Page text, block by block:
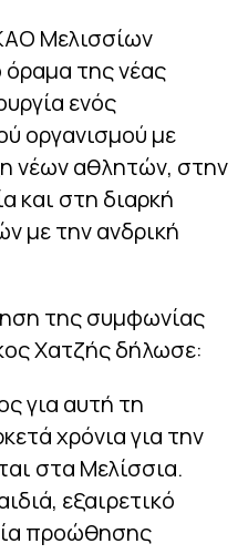
Μελισσίων
όραμα της νέας
ενός
οργανισμού με
νέων αθλητών, στην
και στη διαρκή
με την ανδρική
της συμφωνίας
Χατζής δήλωσε:
για αυτή τη
χρόνια για την
στα Μελίσσια.
εξαιρετικό
προώθησης